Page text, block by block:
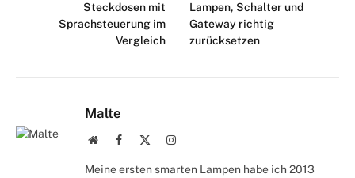
Steckdosen mit
Sprachsteuerung im
Vergleich
Lampen, Schalter und
Gateway richtig
zurücksetzen
Malte
WebseiteFacebook Instagram
Meine ersten smarten Lampen habe ich 2013